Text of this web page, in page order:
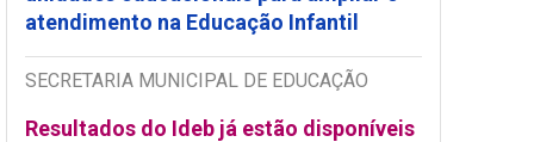
atendimento na Educação Infantil
SECRETARIA MUNICIPAL DE EDUCAÇÃO
Resultados do Ideb já estão disponíveis